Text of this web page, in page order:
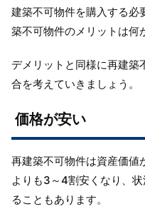
建築不可物件を購入する必
築不可物件のメリットは何
デメリットと同様に再建築
合を考えていきましょう。
価格が安い
再建築不可物件は資産価値
よりも3～4割安くなり、
ることもあります。